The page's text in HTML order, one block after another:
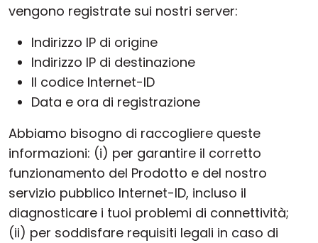
vengono registrate sui nostri server:
Indirizzo IP di origine
Indirizzo IP di destinazione
Il codice Internet-ID
Data e ora di registrazione
Abbiamo bisogno di raccogliere queste
informazioni: (i) per garantire il corretto
funzionamento del Prodotto e del nostro
servizio pubblico Internet-ID, incluso il
diagnosticare i tuoi problemi di connettività;
(ii) per soddisfare requisiti legali in caso di